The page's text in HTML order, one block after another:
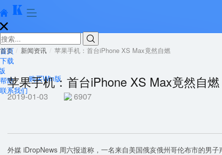
  


首页
下载
购买Win版
帮助
联系我们
首页 新闻资讯 苹果手机：首台iPhone XS Max竟然自燃
苹果手机：首台iPhone XS Max竟然自燃
2019-01-03 6907
外媒 iDropNews 周六报道称，一名来自美国俄亥俄州哥伦布市的男